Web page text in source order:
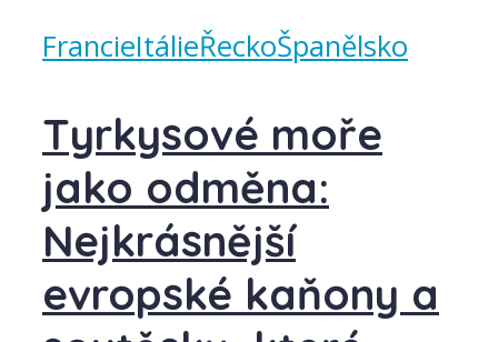
FrancieItálieŘeckoŠpanělsko
Tyrkysové moře
jako odměna:
Nejkrásnější
evropské kaňony a